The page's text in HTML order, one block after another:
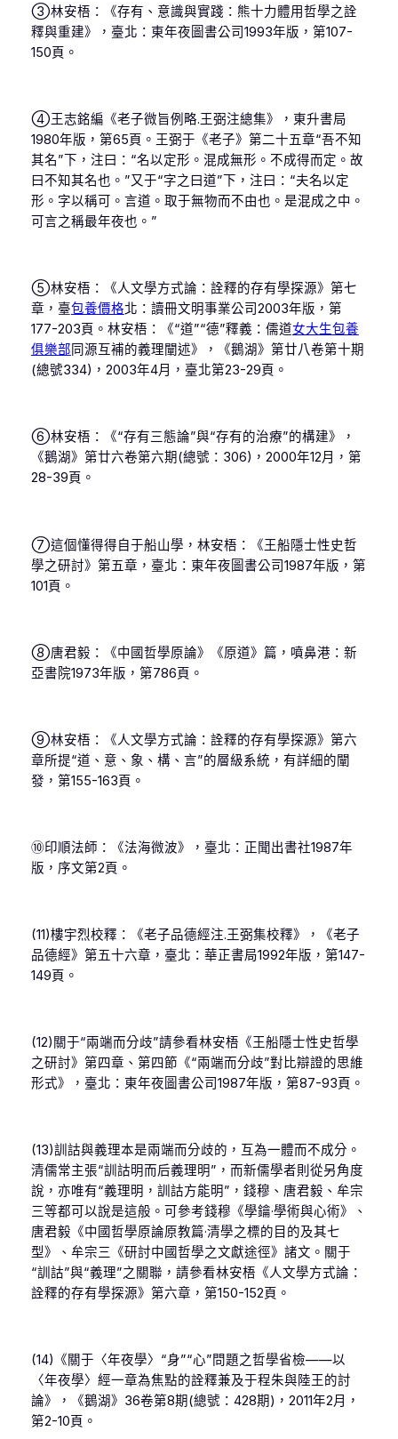
③林安梧：《存有、意識與實踐：熊十力體用哲學之詮
釋與重建》，臺北：東年夜圖書公司1993年版，第107-
150頁。
④王志銘編《老子微旨例略.王弼注總集》，東升書局
1980年版，第65頁。王弼于《老子》第二十五章“吾不知
其名”下，注曰：“名以定形。混成無形。不成得而定。故
曰不知其名也。”又于“字之曰道”下，注曰：“夫名以定
形。字以稱可。言道。取于無物而不由也。是混成之中。
可言之稱最年夜也。”
⑤林安梧：《人文學方式論：詮釋的存有學探源》第七
章，臺包養價格北：讀冊文明事業公司2003年版，第
177-203頁。林安梧：《“道”“德”釋義：儒道女大生包養
俱樂部 同源互補的義理闡述》，《鵝湖》第廿八卷第十期
(總號334)，2003年4月，臺北第23-29頁。
⑥林安梧：《“存有三態論”與“存有的治療”的構建》，
《鵝湖》第廿六卷第六期(總號：306)，2000年12月，第
28-39頁。
⑦這個懂得得自于船山學，林安梧：《王船隱士性史哲
學之研討》第五章，臺北：東年夜圖書公司1987年版，第
101頁。
⑧唐君毅：《中國哲學原論》《原道》篇，噴鼻港：新
亞書院1973年版，第786頁。
⑨林安梧：《人文學方式論：詮釋的存有學探源》第六
章所提“道、意、象、構、言”的層級系統，有詳細的闡
發，第155-163頁。
⑩印順法師：《法海微波》，臺北：正聞出書社1987年
版，序文第2頁。
(11)樓宇烈校釋：《老子品德經注.王弼集校釋》，《老子
品德經》第五十六章，臺北：華正書局1992年版，第147-
149頁。
(12)關于“兩端而分歧”請參看林安梧《王船隱士性史哲學
之研討》第四章、第四節《“兩端而分歧”對比辯證的思維
形式》，臺北：東年夜圖書公司1987年版，第87-93頁。
(13)訓詁與義理本是兩端而分歧的，互為一體而不成分。
清儒常主張“訓詁明而后義理明”，而新儒學者則從另角度
說，亦唯有“義理明，訓詁方能明”，錢穆、唐君毅、牟宗
三等都可以說是這般。可參考錢穆《學鑰·學術與心術》、
唐君毅《中國哲學原論原教篇·清學之標的目的及其七
型》、牟宗三《研討中國哲學之文獻途徑》諸文。關于
“訓詁”與“義理”之關聯，請參看林安梧《人文學方式論：
詮釋的存有學探源》第六章，第150-152頁。
(14)《關于〈年夜學〉“身”“心”問題之哲學省檢——以
〈年夜學〉經一章為焦點的詮釋兼及于程朱與陸王的討
論》，《鵝湖》36卷第8期(總號：428期)，2011年2月，
第2-10頁。